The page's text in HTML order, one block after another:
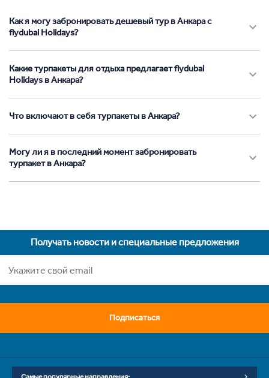
Как я могу забронировать дешевый тур в Анкара с
flydubai Holidays?
Какие турпакеты для отдыха предлагает flydubai
Holidays в Анкара?
Что включают в себя турпакеты в Анкара?
Могу ли я в последний момент забронировать
турпакет в Анкара?
Получать новости и специальные предложения
Подписаться